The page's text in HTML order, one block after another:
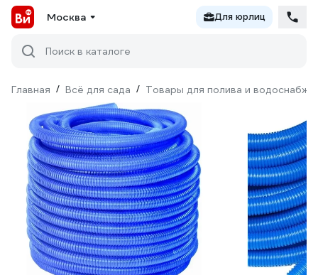
Москва Для юрлиц
Поиск в каталоге
Главная / Всё для сада / Товары для полива и